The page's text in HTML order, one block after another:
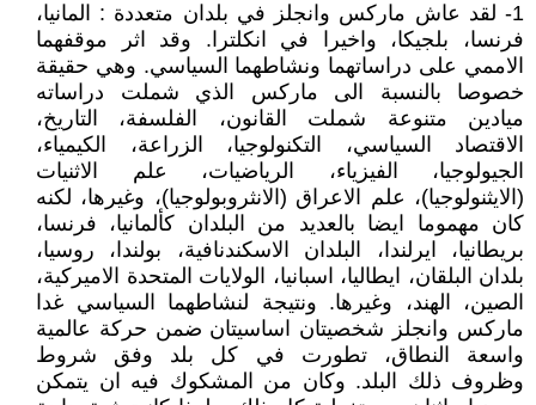
1- لقد عاش ماركس وانجلز في بلدان متعددة : المانيا،
فرنسا، بلجيكا، واخيرا في انكلترا. وقد اثر موقفهما
الاممي على دراساتهما ونشاطهما السياسي. وهي حقيقة
خصوصا بالنسبة الى ماركس الذي شملت دراساته
ميادين متنوعة شملت القانون، الفلسفة، التاريخ،
الاقتصاد السياسي، التكنولوجيا، الزراعة، الكيمياء،
الجيولوجيا، الفيزياء، الرياضيات، علم الاثنيات
(الايثنولوجيا)، علم الاعراق (الانثروبولوجيا)، وغيرها، لكنه
كان مهموما ايضا بالعديد من البلدان كألمانيا، فرنسا،
بريطانيا، ايرلندا، البلدان الاسكندنافية، بولندا، روسيا،
بلدان البلقان، ايطاليا، اسبانيا، الولايات المتحدة الاميركية،
الصين، الهند، وغيرها. ونتيجة لنشاطهما السياسي غدا
ماركس وانجلز شخصيتان اساسيتان ضمن حركة عالمية
واسعة النطاق، تطورت في كل بلد وفق شروط
وظروف ذلك البلد. وكان من المشكوك فيه ان يتمكن